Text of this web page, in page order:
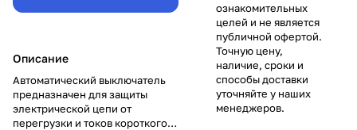
Описание
Автоматический выключатель
предназначен для защиты
электрической цепи от
перегрузки и токов короткого
ознакомительных
целей и не является
публичной офертой.
Точную цену,
наличие, сроки и
способы доставки
уточняйте у наших
менеджеров.